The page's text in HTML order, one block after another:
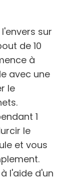
sur
de 10
à
avec une
le
1
le
et vous
l'aide d'un